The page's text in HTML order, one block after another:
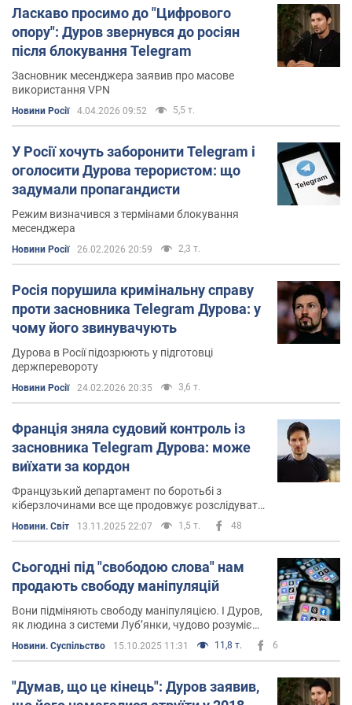
сервісу хоча б у РФ, зазнали краху.
Для українців Telegram став вкрай важливою
платформою у війні проти країни-агресора. Саме
Telegram допоміг багатьом залишатися на зв'язку з
рідними, а також отримувати чесну та перевірену
інформацію як від ЗМІ, так і безпосередньо від
коли РФ пішла на повномасштабне вторгнення.
Дуров та українське коріння
Дуров народився 10 жовтня 1984 року в Ленінграді
(зараз – Санкт-Петербург, Росія). Його батько Валерій
– доктор філологічних наук, а мати Альбіна (дівоче
Петербурзькому державному університеті (СПбДУ).
Батьки матері Дурова були родом із Києва, але під час
так званої жовтневої революції були вислані до Сибіру.
Дуров зізнавався, що саме мати допомогла йому
стати тим, ким він є.
був свавільною дитиною, яка часто конфліктувала з
вчителями. Моя мама завжди підтримувала мене –
вона ніколи не вставала ні на чий бік, крім своїх синів",
–писавДуров.
Він навчався в школі в Італії, де на той час проживали
його батьки, а після повернення в РФ почав навчатися
в Академічній гімназії, в якій було поглиблене
вивчення всіх предметів, а також вивчення чотирьох
мов. Вже тоді Павло показав себе вкрай здібним
учнем та у віці 11 років захопився програмуванням.
Вищу освіту він здобув у СПбДУ, де закінчив
філологічний факультет за спеціальністю "Англійська
філологія та переклад". Під час навчання в
університеті він також створив два сайти, які мали на
Ласкаво просимо до "Цифрового
опору": Дуров звернувся до росіян
після блокування Telegram
Засновник месенджера заявив про масове
використання VPN
Новини Росії 4.04.2026 09:52 5,5 т.
У Росії хочуть заборонити Telegram і
оголосити Дурова терористом: що
задумали пропагандисти
Режим визначився з термінами блокування
месенджера
Новини Росії 26.02.2026 20:59 2,3 т.
Росія порушила кримінальну справу
проти засновника Telegram Дурова: у
чому його звинувачують
Дурова в Росії підозрюють у підготовці
держперевороту
Новини Росії 24.02.2026 20:35 3,6 т.
Франція зняла судовий контроль із
засновника Telegram Дурова: може
виїхати за кордон
Французький департамент по боротьбі з
кіберзлочинами все ще продовжує розслідувати
кримінальну справу щодо Дурова
Новини. Світ 13.11.2025 22:07 1,5 т. 48
Сьогодні під "свободою слова" нам
продають свободу маніпуляцій
Вони підміняють свободу маніпуляцією. І Дуров,
як людина з системи Луб’янки, чудово розуміє
цю механіку
Новини. Суспільство 15.10.2025 11:31 11,8 т. 6
"Думав, що це кінець": Дуров заявив,